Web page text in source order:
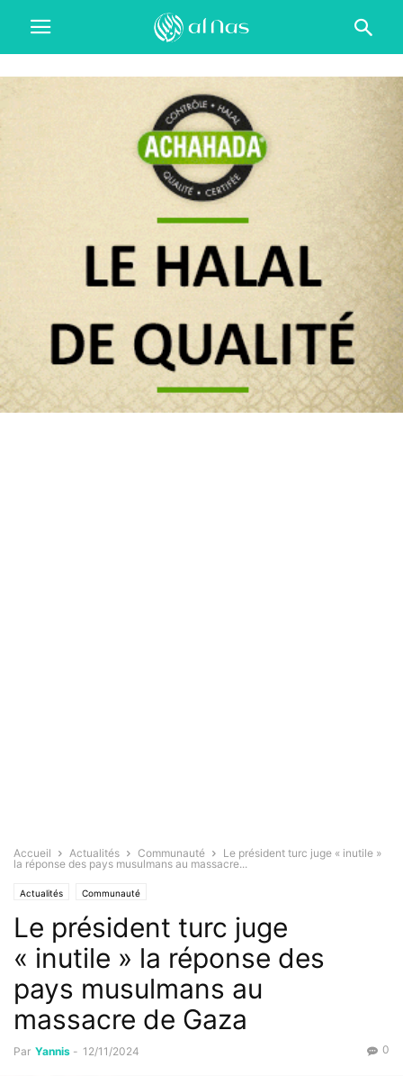
Accueil Actualités Communauté
Le président turc juge « inutile »
la réponse des pays musulmans au massacre...
Actualités Communauté
Le président turc juge
« inutile » la réponse des
pays musulmans au
massacre de Gaza
Par Yannis - 12/11/2024 0